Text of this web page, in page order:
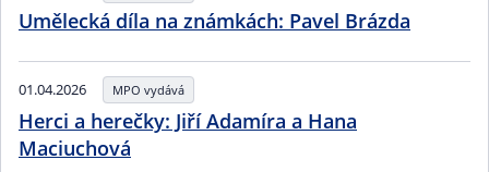
Umělecká díla na známkách: Pavel Brázda
01.04.2026 MPO vydává
Herci a herečky: Jiří Adamíra a Hana
Maciuchová